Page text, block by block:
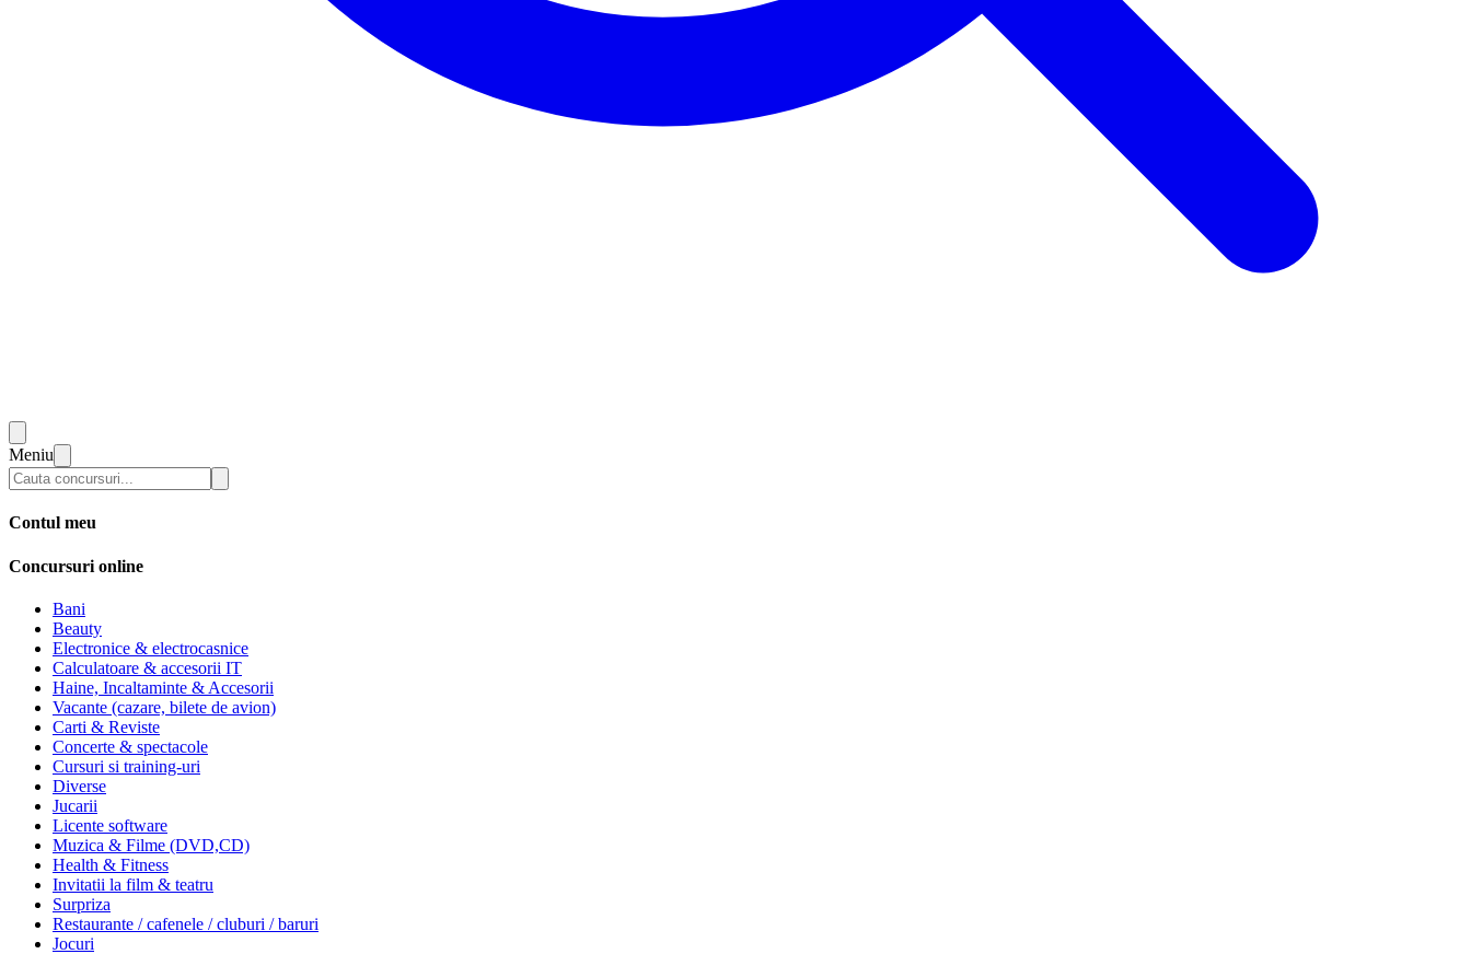
Meniu
Contul meu
Concursuri online
Bani
Beauty
Electronice & electrocasnice
Calculatoare & accesorii IT
Haine, Incaltaminte & Accesorii
Vacante (cazare, bilete de avion)
Carti & Reviste
Concerte & spectacole
Cursuri si training-uri
Diverse
Jucarii
Licente software
Muzica & Filme (DVD,CD)
Health & Fitness
Invitatii la film & teatru
Surpriza
Restaurante / cafenele / cluburi / baruri
Jocuri